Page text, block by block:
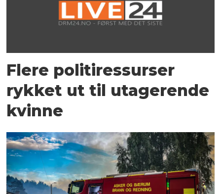
Flere politiressurser
rykket ut til utagerende
kvinne